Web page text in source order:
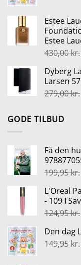
Estee
Estee
430,00kr.
Dyberg
Larsen
279,00kr.
GODE TILBUD
Få den
199,95kr.
L'Oreal
- 109 I
124,95kr.
Den dag
149,95kr.